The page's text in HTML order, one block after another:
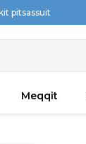
pitsassuit
Meqqit